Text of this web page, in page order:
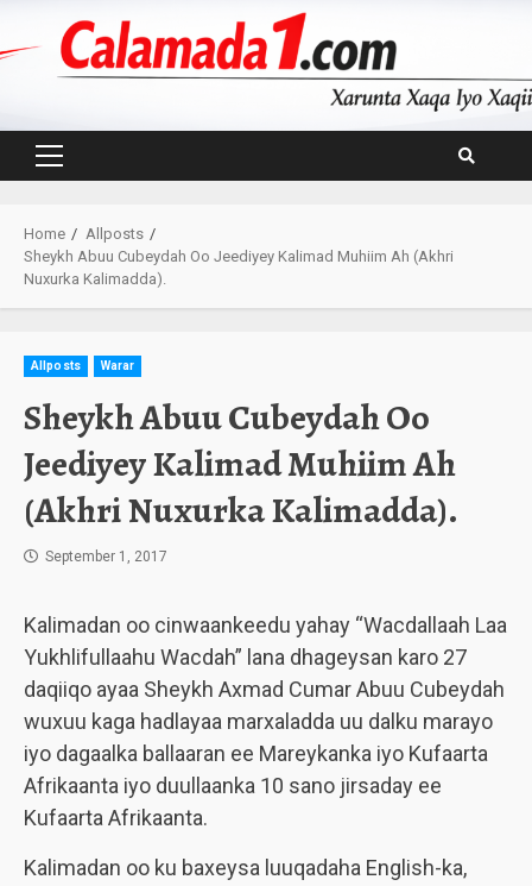
Primary
Home
Allposts
Sheykh Abuu Cubeydah Oo Jeediyey Kalimad Muhiim Ah (Akhri
Nuxurka Kalimadda).
Allposts Warar
Sheykh Abuu Cubeydah Oo
Jeediyey Kalimad Muhiim Ah
(Akhri Nuxurka Kalimadda).
September 1, 2017
Kalimadan oo cinwaankeedu yahay “Wacdallaah Laa
Yukhlifullaahu Wacdah” lana dhageysan karo 27
daqiiqo ayaa Sheykh Axmad Cumar Abuu Cubeydah
wuxuu kaga hadlayaa marxaladda uu dalku marayo
iyo dagaalka ballaaran ee Mareykanka iyo Kufaarta
Afrikaanta iyo duullaanka 10 sano jirsaday ee
Kufaarta Afrikaanta.
Kalimadan oo ku baxeysa luuqadaha English-ka,